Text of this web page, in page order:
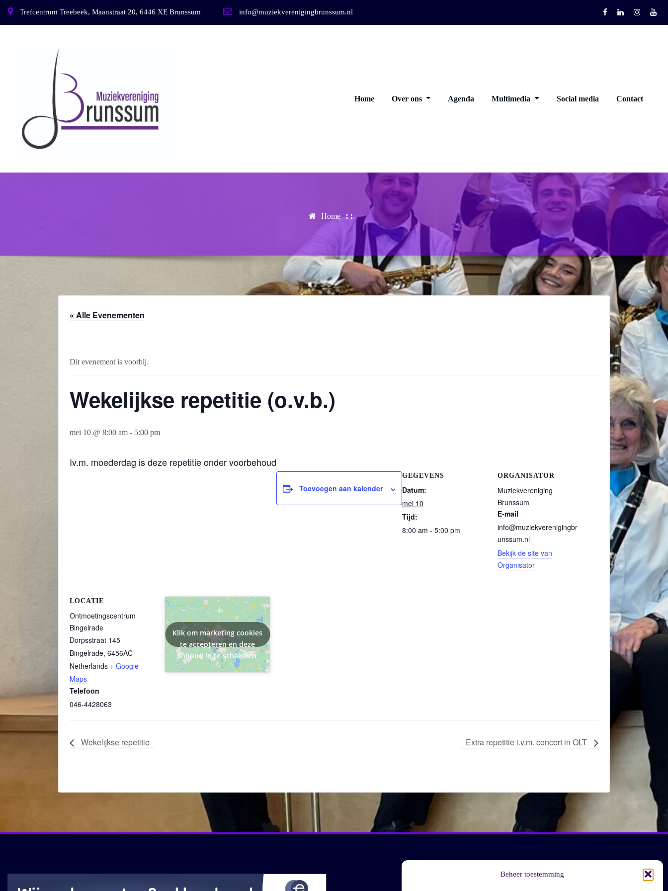
Beheer toestemming
Trefcentrum Treebeek, Maanstraat 20, 6446 XE Brunssum info@muziekverenigingbrunssum.nl
Home Over ons Agenda Multimedia Social media Contact
Home
« Alle Evenementen
Dit evenement is voorbij.
Wekelijkse repetitie (o.v.b.)
mei 10 @ 8:00 am - 5:00 pm
Iv.m. moederdag is deze repetitie onder voorbehoud
Toevoegen aan kalender
GEGEVENS
Datum:
mei 10
Tijd:
8:00 am - 5:00 pm
ORGANISATOR
Muziekvereniging
Brunssum
E-mail
info@muziekverenigingbr
unssum.nl
Bekijk de site van
Organisator
LOCATIE
Ontmoetingscentrum
Bingelrade
Dorpsstraat 145
Bingelrade, 6456AC
Netherlands + Google
Maps
Telefoon
046-4428063
Klik om marketing cookies
te accepteren en deze
inhoud in te schakelen
Wekelijkse repetitie Extra repetitie i.v.m. concert in OLT